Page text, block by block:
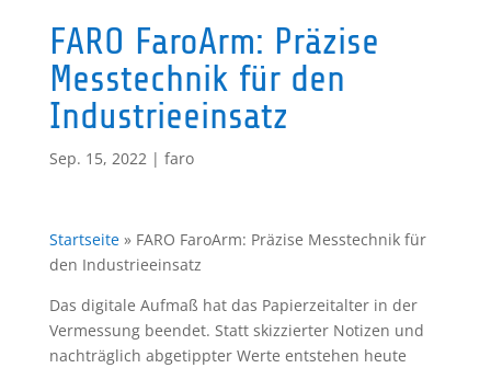
FARO FaroArm: Präzise
Messtechnik für den
Industrieeinsatz
Sep. 15, 2022| faro
Startseite» FARO FaroArm: Präzise Messtechnik für
den Industrieeinsatz
Das digitale Aufmaß hat das Papierzeitalter in der
Vermessung beendet. Statt skizzierter Notizen und
nachträglich abgetippter Werte entstehen heute